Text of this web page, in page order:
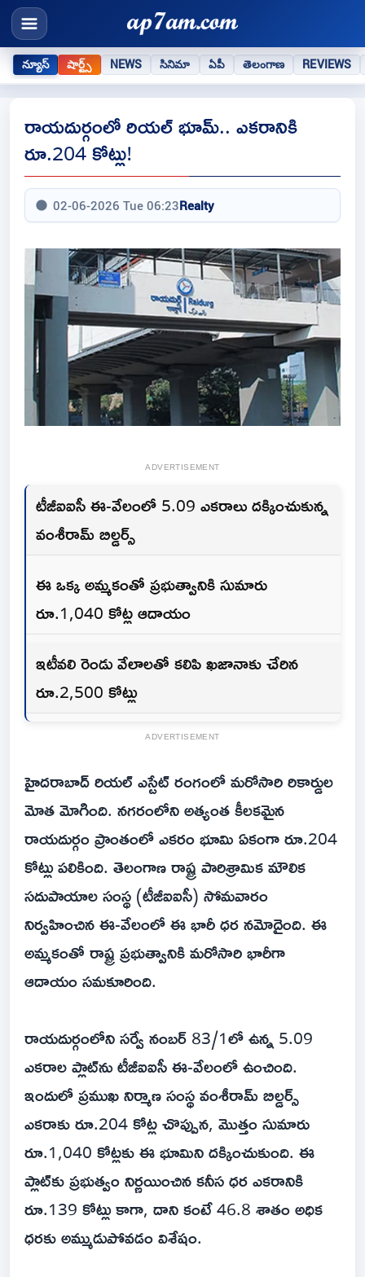
న్యూస్ షార్ట్స్ NEWS సినిమా ఏపీ తెలంగాణ REVIEWS
రాయదుర్గంలో రియల్ భూమ్.. ఎకరానికి
రూ.204 కోట్లు!
02-06-2026 Tue 06:23Realty
ADVERTISEMENT
టీజీఐఐసీ ఈ-వేలంలో 5.09 ఎకరాలు దక్కించుకున్న
వంశీరామ్ బిల్డర్స్
ఈ ఒక్క అమ్మకంతో ప్రభుత్వానికి సుమారు
రూ.1,040 కోట్ల ఆదాయం
ఇటీవలి రెండు వేలాలతో కలిపి ఖజానాకు చేరిన
రూ.2,500 కోట్లు
ADVERTISEMENT
హైదరాబాద్ రియల్ ఎస్టేట్ రంగంలో మరోసారి రికార్డుల
మోత మోగింది. నగరంలోని అత్యంత కీలకమైన
రాయదుర్గం ప్రాంతంలో ఎకరం భూమి ఏకంగా రూ.204
కోట్లు పలికింది. తెలంగాణ రాష్ట్ర పారిశ్రామిక మౌలిక
సదుపాయాల సంస్థ (టీజీఐఐసీ) సోమవారం
నిర్వహించిన ఈ-వేలంలో ఈ భారీ ధర నమోదైంది. ఈ
అమ్మకంతో రాష్ట్ర ప్రభుత్వానికి మరోసారి భారీగా
ఆదాయం సమకూరింది.
రాయదుర్గంలోని సర్వే నంబర్ 83/1లో ఉన్న 5.09
ఎకరాల ప్లాట్‌ను టీజీఐఐసీ ఈ-వేలంలో ఉంచింది.
ఇందులో ప్రముఖ నిర్మాణ సంస్థ వంశీరామ్ బిల్డర్స్
ఎకరాకు రూ.204 కోట్ల చొప్పున, మొత్తం సుమారు
రూ.1,040 కోట్లకు ఈ భూమిని దక్కించుకుంది. ఈ
ప్లాట్‌కు ప్రభుత్వం నిర్ణయించిన కనీస ధర ఎకరానికి
రూ.139 కోట్లు కాగా, దాని కంటే 46.8 శాతం అధిక
ధరకు అమ్ముడుపోవడం విశేషం.